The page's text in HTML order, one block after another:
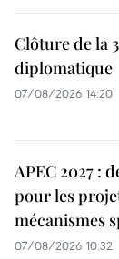
Clôture de la
diplomatique
07/08/2026 14:20
APEC 2027 :
pour les
mécanismes
07/08/2026 10:32